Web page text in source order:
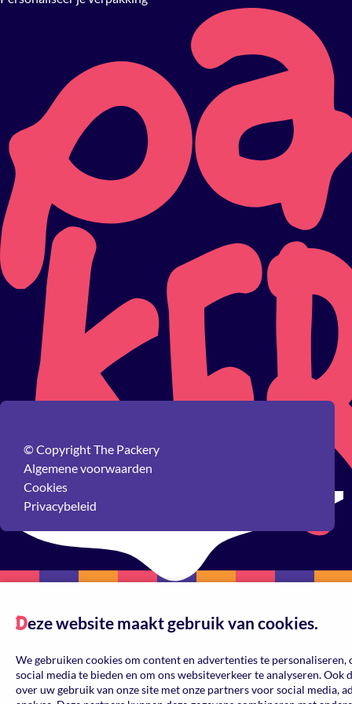
Reset
Gepersonaliseerd
© Copyright The Packery
Algemene voorwaarden
Cookies
Privacybeleid
Deze website maakt gebruik van cookies.
We gebruiken cookies om content en advertenties te
social media te bieden en om ons websiteverkeer te analyseren. Ook
over uw gebruik van onze site met onze partners voor social media,